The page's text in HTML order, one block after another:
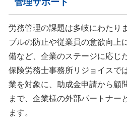
管理サポート
労務管理の課題は多岐にわたり
ブルの防止や従業員の意欲向上
備など、企業のステージに応じ
保険労務士事務所リジョイスで
業を対象に、助成金申請から顧
まで、企業様の外部パートナー
ます。